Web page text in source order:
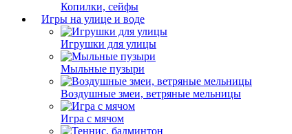
Копилки, сейфы
Игры на улице и воде
Игрушки для улицы
Мыльные пузыри
Воздушные змеи, ветряные мельницы
Игра с мячом